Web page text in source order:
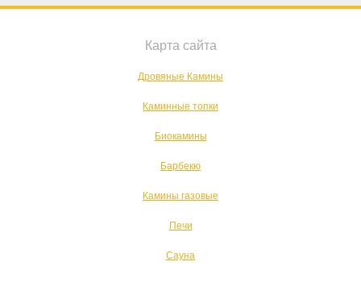
Карта сайта
Дровяные Камины
Каминные топки
Биокамины
Барбекю
Камины газовые
Печи
Сауна